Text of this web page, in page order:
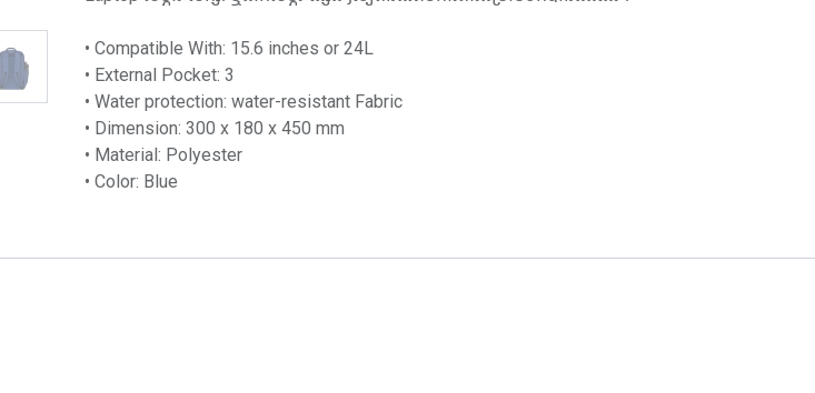
• Compatible With: 15.6 inches or 24L
• External Pocket: 3
• Water protection: water-resistant Fabric
• Dimension: 300 x​ 180 x 450 mm
• Material: Polyester
• Color: Blue